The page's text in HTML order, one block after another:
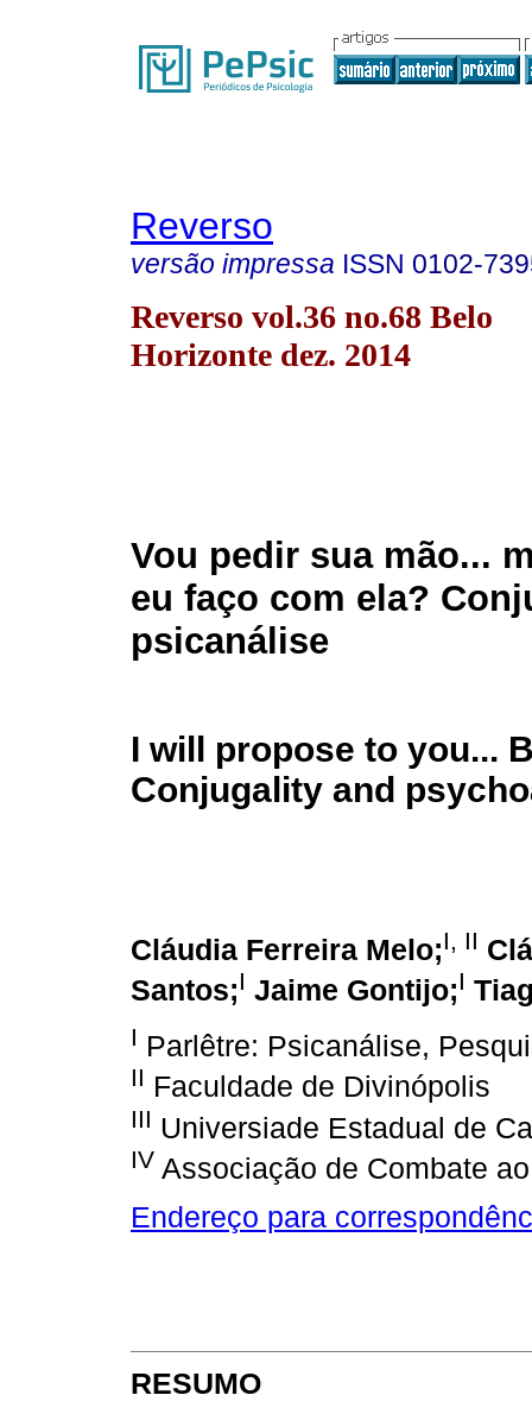
Reverso
versão impressa ISSN 0102-
Reverso vol.36 no.68 Belo
Horizonte dez. 2014
Vou pedir sua mão...
eu faço com ela?
psicanálise
I will propose to you...
Conjugality and
Cláudia Ferreira Melo;I, II
Santos;I Jaime Gontijo;I
I Parlêtre: Psicanálise,
II Faculdade de Divinópolis
III Universiade Estadual de
IV Associação de Combate
Endereço para
RESUMO